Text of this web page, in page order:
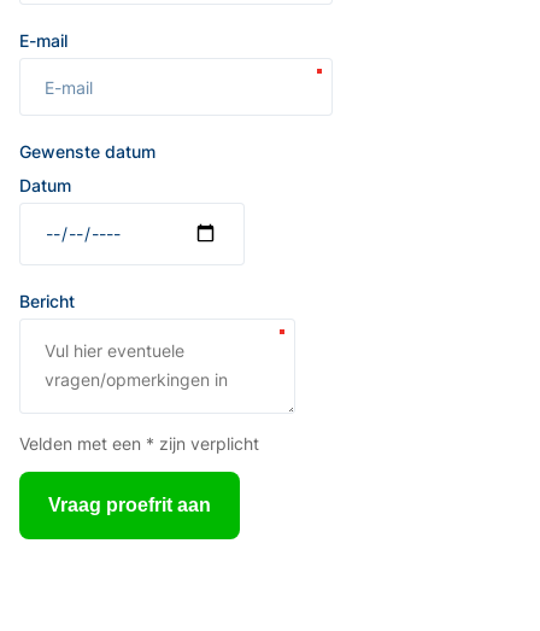
E-mail
Gewenste datum
Datum
Bericht
Velden met een * zijn verplicht
Vraag proefrit aan